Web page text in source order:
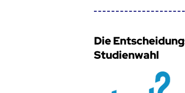
Die
Studienwahl